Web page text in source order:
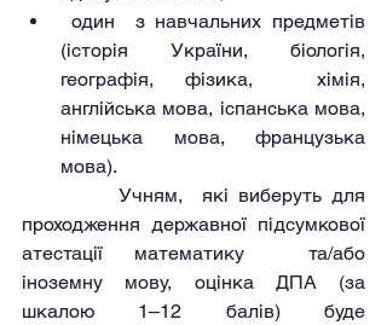
(історія України, біологія,
географія, фізика,  хімія,
англійська мова, іспанська мова,
німецька мова, французька
мова).
проходження державної підсумкової
атестації математику  та/або
іноземну мову, оцінка ДПА (за
шкалою 1–12 балів) буде